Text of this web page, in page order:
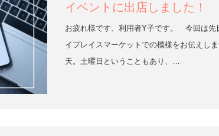
イベントに出店しました！
お疲れ様です、利用者Y子です。 今回は先
イプレイスマーケットでの模様をお伝えし
天。土曜日ということもあり、…